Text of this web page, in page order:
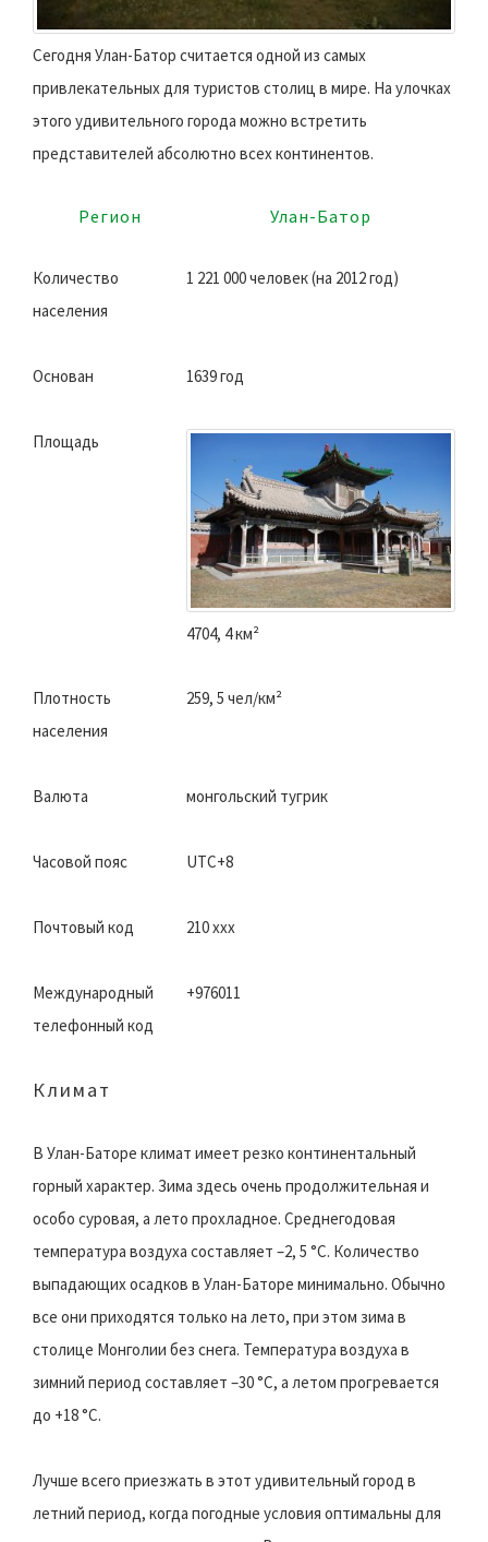
Сегодня Улан-Батор считается одной из самых
привлекательных для туристов столиц в мире. На улочках
этого удивительного города можно встретить
представителей абсолютно всех континентов.
Регион Улан-Батор
Количество
населения
1 221 000 человек (на 2012 год)
Основан 1639 год
Площадь
4704, 4 км²
Плотность
населения
259, 5 чел/км²
Валюта монгольский тугрик
Часовой пояс UTC+8
Почтовый код 210 xxx
Международный
телефонный код
+976011
Климат
В Улан-Баторе климат имеет резко континентальный
горный характер. Зима здесь очень продолжительная и
особо суровая, а лето прохладное. Среднегодовая
температура воздуха составляет –2, 5 °C. Количество
выпадающих осадков в Улан-Баторе минимально. Обычно
все они приходятся только на лето, при этом зима в
столице Монголии без снега. Температура воздуха в
зимний период составляет –30 °C, а летом прогревается
до +18 °C.
Лучше всего приезжать в этот удивительный город в
летний период, когда погодные условия оптимальны для